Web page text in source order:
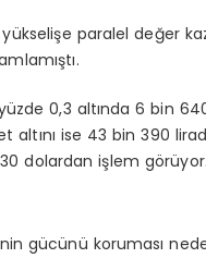
paralel değer
0,3 altında 6 bin
ise 43 bin 390
dolardan işlem görüyor.
gücünü koruması